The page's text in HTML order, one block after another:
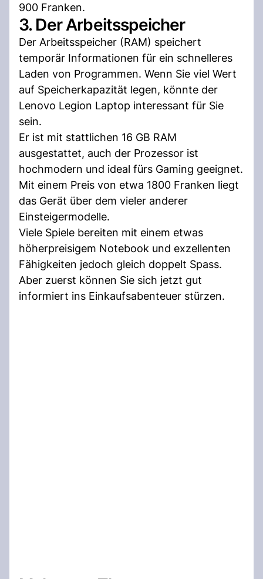
900 Franken.
3. Der Arbeitsspeicher
Der Arbeitsspeicher (RAM) speichert
temporär Informationen für ein schnelleres
Laden von Programmen. Wenn Sie viel Wert
auf Speicherkapazität legen, könnte der
Lenovo Legion Laptop interessant für Sie
sein.
Er ist mit stattlichen 16 GB RAM
ausgestattet, auch der Prozessor ist
hochmodern und ideal fürs Gaming geeignet.
Mit einem Preis von etwa 1800 Franken liegt
das Gerät über dem vieler anderer
Einsteigermodelle.
Viele Spiele bereiten mit einem etwas
höherpreisigem Notebook und exzellenten
Fähigkeiten jedoch gleich doppelt Spass.
Aber zuerst können Sie sich jetzt gut
informiert ins Einkaufsabenteuer stürzen.